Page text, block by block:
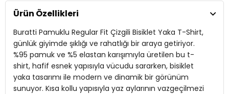
Model:T Shirt
Giyim Tarzı:Günlük/Casual
Materyal:% 95 Pamuk % 5 Elastan
Yaka Tipi:Bisiklet Yaka
Kol Tipi:Kısa Kol
Ürün Özellikleri
Buratti Pamuklu Regular Fit Çizgili Bisiklet Yaka T-Shirt,
günlük giyimde şıklığı ve rahatlığı bir araya getiriyor.
%95 pamuk ve %5 elastan karışımıyla üretilen bu t-
shirt, hafif esnek yapısıyla vücudu sararken, bisiklet
yaka tasarımı ile modern ve dinamik bir görünüm
sunuyor. Kısa kollu yapısıyla yaz aylarının vazgeçilmezi